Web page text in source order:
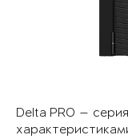
Delta PRO —